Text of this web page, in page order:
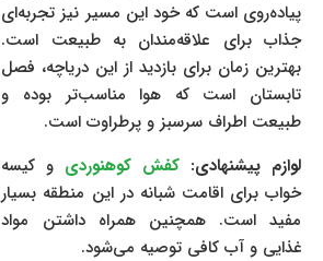
پیاده‌روی است که خود این مسیر نیز تجربه‌ای
جذاب برای علاقه‌مندان به طبیعت است.
بهترین زمان برای بازدید از این دریاچه، فصل
تابستان است که هوا مناسب‌تر بوده و
طبیعت اطراف سرسبز و پرطراوت است.
لوازم پیشنهادی: کفش کوهنوردی و کیسه
خواب برای اقامت شبانه در این منطقه بسیار
مفید است. همچنین همراه داشتن مواد
غذایی و آب کافی توصیه می‌شود.